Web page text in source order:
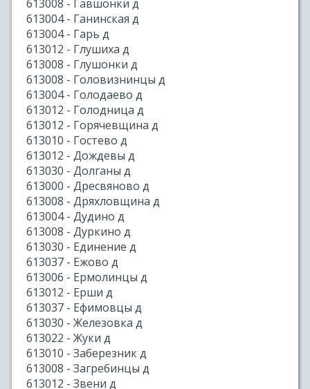
613008 - Гавшонки д
613004 - Ганинская д
613004 - Гарь д
613012 - Глушиха д
613008 - Глушонки д
613008 - Головизнинцы д
613004 - Голодаево д
613012 - Голодница д
613012 - Горячевщина д
613010 - Гостево д
613012 - Дождевы д
613030 - Долганы д
613000 - Дресвяново д
613008 - Дряхловщина д
613004 - Дудино д
613008 - Дуркино д
613030 - Единение д
613037 - Ежово д
613006 - Ермолинцы д
613012 - Ерши д
613037 - Ефимовцы д
613030 - Железовка д
613022 - Жуки д
613010 - Заберезник д
613008 - Загребинцы д
613012 - Звени д